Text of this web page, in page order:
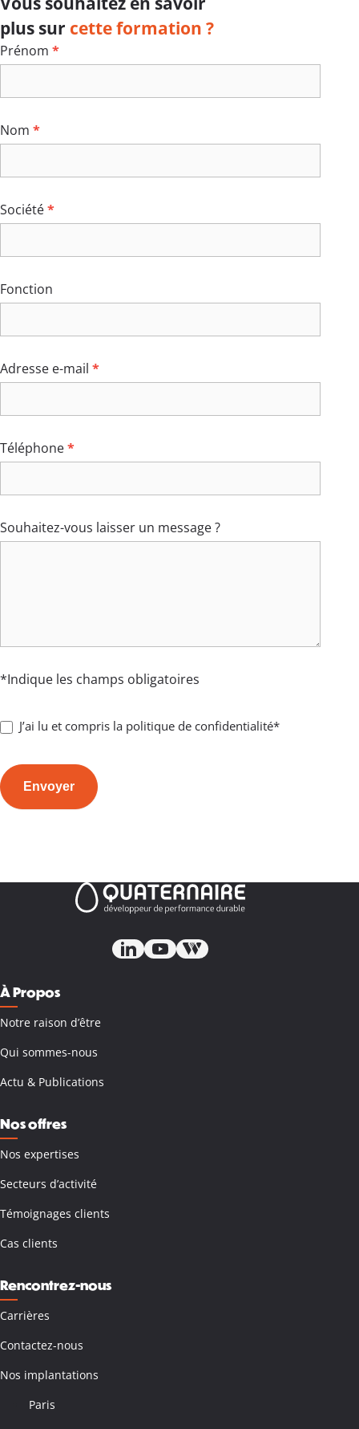
plus sur cette formation ?
Formulaire
formation
Prénom *
Nom *
Société*
Fonction
Adresse e-mail *
Téléphone*
Souhaitez-vous laisser un message ?
*Indique les champs obligatoires
J’ai lu et compris la politique de confidentialité*
Envoyer
À Propos
Notre raison d’être
Qui sommes-nous
Actu & Publications
Nos offres
Nos expertises
Secteurs d’activité
Témoignages clients
Cas clients
Rencontrez-nous
Carrières
Contactez-nous
Nos implantations
Paris